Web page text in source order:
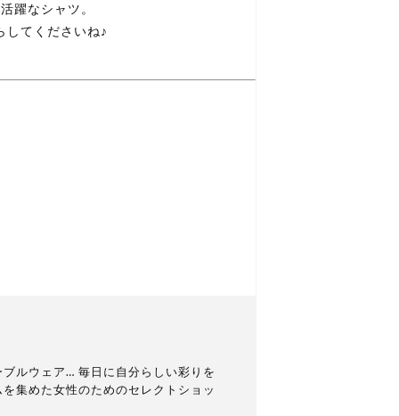
躍なシャツ。
してくださいね♪
ルウェア… 毎日に自分らしい彩りを
集めた女性のためのセレクトショッ